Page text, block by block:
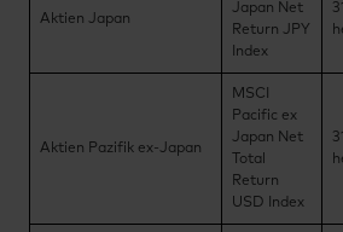
Aktien Japan
Japan Net
Return JPY
Index
Aktien Pazifik ex-Japan
MSCI
Pacific ex
Japan Net
Total
Return
USD Index